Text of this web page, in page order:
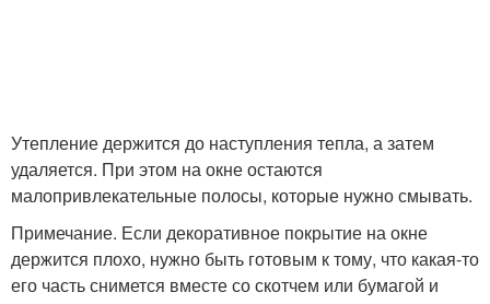
Утепление держится до наступления тепла, а затем
удаляется. При этом на окне остаются
малопривлекательные полосы, которые нужно смывать.
Примечание. Если декоративное покрытие на окне
держится плохо, нужно быть готовым к тому, что какая-то
его часть снимется вместе со скотчем или бумагой и